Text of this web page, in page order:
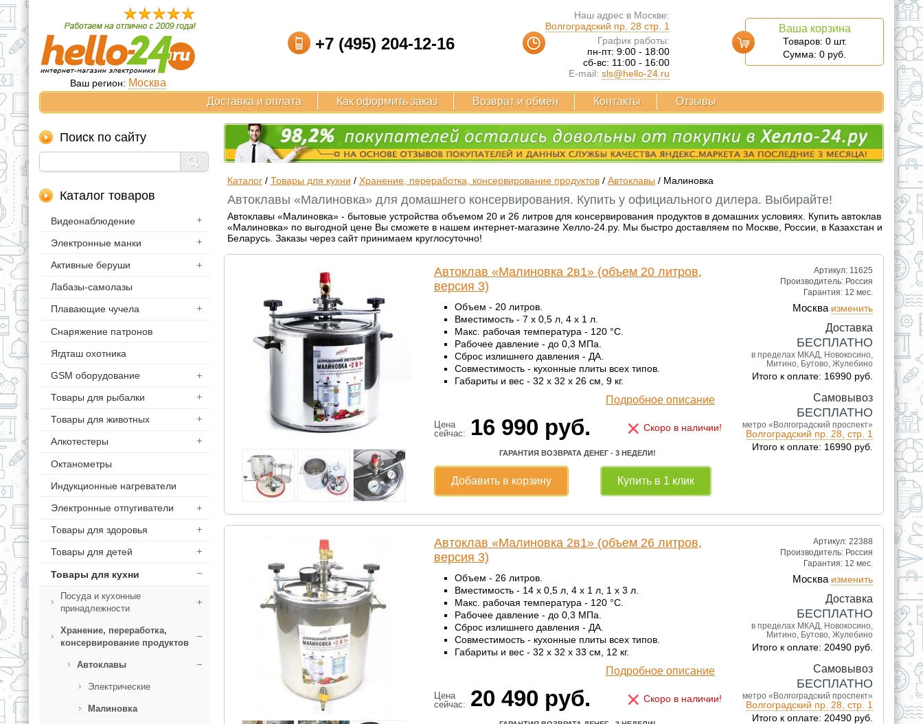
Ваш регион: Москва
+7 (495) 204-12-16
Наш адрес в Москве:
Волгоградский пр. 28 стр. 1
График работы:
пн-пт: 9:00 - 18:00
сб-вс: 11:00 - 16:00
E-mail: sls@hello-24.ru
Ваша корзина
Товаров: 0 шт.
Сумма: 0 руб.
Доставка и оплата Как оформить заказ Возврат и обмен Контакты Отзывы
Поиск по сайту
Каталог товаров
Видеонаблюдение
Электронные манки
Активные беруши
Лабазы-самолазы
Плавающие чучела
Снаряжение патронов
Ягдташ охотника
GSM оборудование
Товары для рыбалки
Товары для животных
Алкотестеры
Октанометры
Индукционные нагреватели
Электронные отпугиватели
Товары для здоровья
Товары для детей
Товары для кухни
Посуда и кухонные
принадлежности
Хранение, переработка,
консервирование продуктов
Автоклавы
Электрические
Малиновка
Каталог/ Товары для кухни / Хранение, переработка, консервирование продуктов/ Автоклавы / Малиновка
Автоклавы «Малиновка» для домашнего консервирования. Купить у официального дилера. Выбирайте!
Автоклавы «Малиновка» - бытовые устройства объемом 20 и 26 литров для консервирования продуктов в домашних условиях. Купить автоклав
«Малиновка» по выгодной цене Вы сможете в нашем интернет-магазине Хелло-24.ру. Мы быстро доставляем по Москве, России, в Казахстан и
Беларусь. Заказы через сайт принимаем круглосуточно!
Артикул: 11625
Производитель: Россия
Гарантия: 12 мес.
Москва изменить
Доставка
БЕСПЛАТНО
в пределах МКАД, Новокосино,
Митино, Бутово, Жулебино
Итого к оплате: 16990 руб.
Самовывоз
БЕСПЛАТНО
метро «Волгоградский проспект»
Волгоградский пр. 28, стр. 1
Итого к оплате: 16990 руб.
Автоклав «Малиновка 2в1» (объем 20 литров,
версия 3)
Объем - 20 литров.
Вместимость - 7 x 0,5 л, 4 x 1 л.
Макс. рабочая температура - 120 °С.
Рабочее давление - до 0,3 МПа.
Сброс излишнего давления - ДА.
Совместимость - кухонные плиты всех типов.
Габариты и вес - 32 x 32 x 26 см, 9 кг.
Подробное описание
Цена
сейчас:
16 990 руб. × Скоро в наличии!
ГАРАНТИЯ ВОЗВРАТА ДЕНЕГ - 3 НЕДЕЛИ!
Добавить в корзину Купить в 1 клик
Артикул: 22388
Производитель: Россия
Гарантия: 12 мес.
Москва изменить
Доставка
БЕСПЛАТНО
в пределах МКАД, Новокосино,
Митино, Бутово, Жулебино
Итого к оплате: 20490 руб.
Самовывоз
БЕСПЛАТНО
метро «Волгоградский проспект»
Волгоградский пр. 28, стр. 1
Итого к оплате: 20490 руб.
Автоклав «Малиновка 2в1» (объем 26 литров,
версия 3)
Объем - 26 литров.
Вместимость - 14 x 0,5 л, 4 x 1 л, 1 x 3 л.
Макс. рабочая температура - 120 °С.
Рабочее давление - до 0,3 МПа.
Сброс излишнего давления - ДА.
Совместимость - кухонные плиты всех типов.
Габариты и вес - 32 x 32 x 33 см, 12 кг.
Подробное описание
Цена
сейчас: 20 490 руб. × Скоро в наличии!